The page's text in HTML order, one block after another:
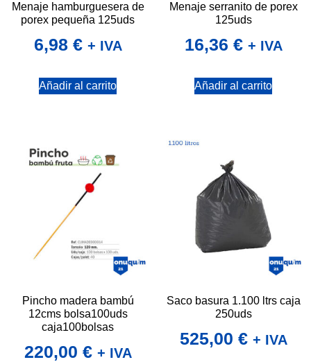
Menaje hamburguesera de
porex pequeña 125uds
6,98 € + IVA
Añadir al carrito
Menaje serranito de porex
125uds
16,36 € + IVA
Añadir al carrito
Pincho madera bambú
12cms bolsa100uds
caja100bolsas
220,00 € + IVA
Saco basura 1.100 ltrs caja
250uds
525,00 € + IVA